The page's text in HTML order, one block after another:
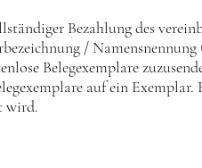
Bezahlung des
/
Belegexemplare
auf ein
wird.